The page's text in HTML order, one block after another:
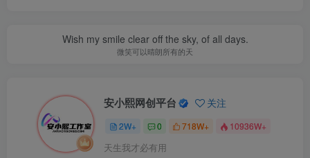
Wish my smile clear off the sky, of all days.
微笑可以晴朗所有的天
安小熙网创平台 关注
2W+ 0 718W+ 10936W+
天生我才必有用